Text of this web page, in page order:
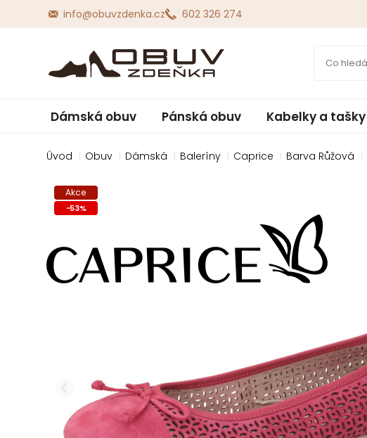
Akce
-53%
info@obuvzdenka.cz 602 326 274
Úvod Obuv Dámská Baleríny Caprice Barva Růžová
Dámská obuv Pánská obuv Kabelky a tašky